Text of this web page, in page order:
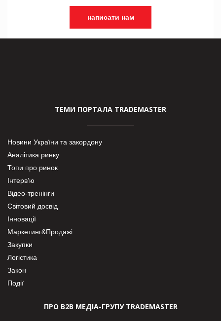
написати нам
ТЕМИ ПОРТАЛА TRADEMASTER
Новини України та закордону
Аналітика ринку
Топи про ринок
Інтерв’ю
Відео-тренінги
Світовий досвід
Інновації
Маркетинг&Продажі
Закупки
Логістика
Закон
Події
ПРО В2В МЕДІА-ГРУПУ TRADEMASTER